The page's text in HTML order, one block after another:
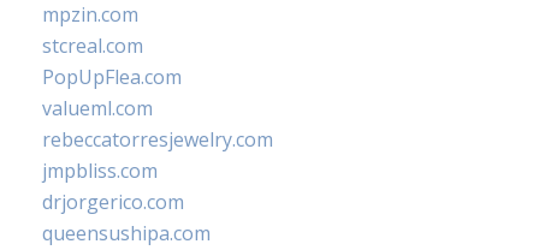
mpzin.com
stcreal.com
PopUpFlea.com
valueml.com
rebeccatorresjewelry.com
jmpbliss.com
drjorgerico.com
queensushipa.com